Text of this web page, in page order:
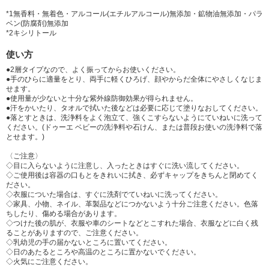
*1無香料・無着色・アルコール(エチルアルコール)無添加・鉱物油無添加・パラ
ベン(防腐剤)無添加
*2キシリトール
使い方
●2層タイプなので、よく振ってからお使いください。
●手のひらに適量をとり、両手に軽くひろげ、顔やからだ全体にやさしくなじま
せます。
●使用量が少ないと十分な紫外線防御効果が得られません。
●汗をかいたり、タオルで拭いた後などは必要に応じて塗りなおしてください。
●落とすときは、洗浄料をよく泡立て、強くこすらないようにていねいに洗って
ください。(ドゥーエ ベビーの洗浄料や石けん、または普段お使いの洗浄料で落
とせます。)
〈ご注意〉
◇目に入らないように注意し、入ったときはすぐに洗い流してください。
◇ご使用後は容器の口もとをきれいに拭き、必ずキャップをきちんと閉めてく
ださい。
◇衣服についた場合は、すぐに洗剤でていねいに洗ってください。
◇家具、小物、ネイル、革製品などにつかないよう十分ご注意ください。色落
ちしたり、傷める場合があります。
◇つけた後の肌が、衣服や車のシートなどとこすれた場合、衣服などに白く残
ることがありますので、ご注意ください。
◇乳幼児の手の届かないところに置いてください。
◇日のあたるところや高温のところに置かないでください。
◇火気にご注意ください。